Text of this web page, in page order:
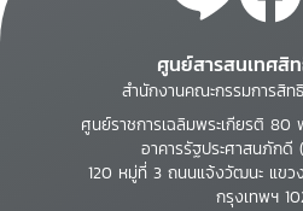
ศูนย์สารสนเทศสิ
สำนักงานคณะกรรมการสิ
ศูนย์ราชการเฉลิมพระเกียรติ
อาคารรัฐประศาสนภักดี
120 หมู่ที่ 3 ถนนแจ้งวัฒนะ แข
กรุงเทพฯ